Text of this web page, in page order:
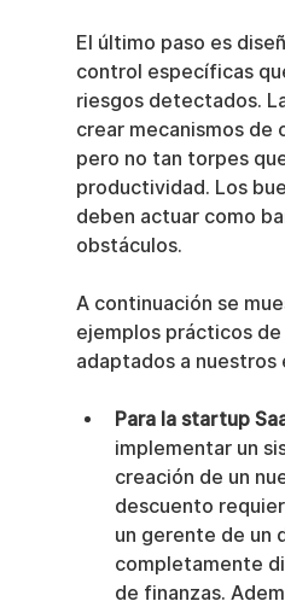
El último paso es
control específicas
riesgos detectados.
crear mecanismos de
pero no tan torpes
productividad. Los
deben actuar como
obstáculos.
A continuación se
ejemplos prácticos
adaptados a nuestros
Para la startup
implementar un
creación de un
descuento
un gerente de un
completamente
de finanzas.